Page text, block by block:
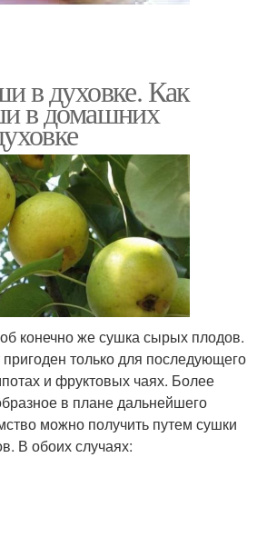
в духовке. Как
в домашних
конечно же сушка сырых плодов.
только для последующего
и фруктовых чаях. Более
в плане дальнейшего
можно получить путем сушки
В обоих случаях: